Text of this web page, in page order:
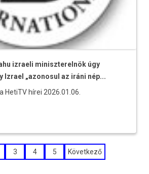
izraeli miniszterelnök úgy
Izrael „azonosul az iráni nép...
HetiTV hírei 2026.01.06.
3 4 5 Következő